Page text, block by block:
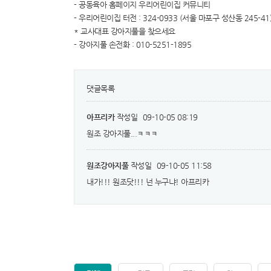
- 공동육아 홈페이지 우리어린이집 커뮤니티
- 우리어린이집 터전 : 324-0933 (서울 마포구 성산동 245-
* 교사대표 강아지풀을 찾으세요
- 강아지풀 손전화 : 010-5251-1895
댓글목록
아프리카작성일 09-10-05 08:19
원조 강아지풀...ㅋㅋㅋ
원조강아지풀작성일 09-10-05 11:58
내가!!! 원조닷!!! 넌 누구냐! 아프리카